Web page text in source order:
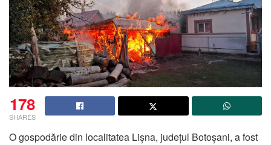
178
SHARES
O gospodărie din localitatea Lișna, județul Botoșani, a fost